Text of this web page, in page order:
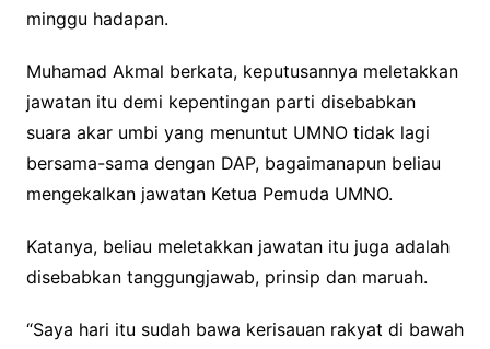
minggu hadapan.
Muhamad Akmal berkata, keputusannya meletakkan
jawatan itu demi kepentingan parti disebabkan
suara akar umbi yang menuntut UMNO tidak lagi
bersama-sama dengan DAP, bagaimanapun beliau
mengekalkan jawatan Ketua Pemuda UMNO.
Katanya, beliau meletakkan jawatan itu juga adalah
disebabkan tanggungjawab, prinsip dan maruah.
“Saya hari itu sudah bawa kerisauan rakyat di bawah